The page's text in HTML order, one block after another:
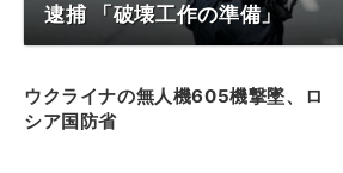
逮捕 「破壊工作の準備」
ウクライナの無人機605機撃墜、ロ
シア国防省